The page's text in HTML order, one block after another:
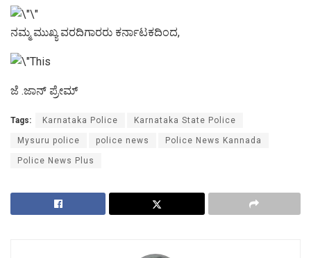
ನಮ್ಮ ಮುಖ್ಯ ವರದಿಗಾರರು ಕರ್ನಾಟಕದಿಂದ,
ಜೆ .ಜಾನ್ ಪ್ರೇಮ್
Tags: Karnataka Police Karnataka State Police
Mysuru police police news Police News Kannada
Police News Plus